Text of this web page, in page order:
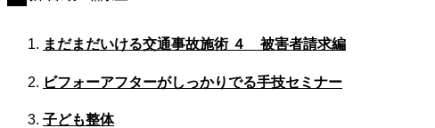
まだまだいける交通事故施術 ４ 被害者請求編
ビフォーアフターがしっかりでる手技セミナー
子ども整体